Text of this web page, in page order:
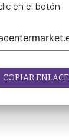
en el botón.
COPIAR ENLACE